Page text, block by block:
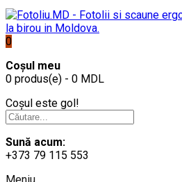
0
Coșul meu
0 produs(e) - 0 MDL
Coșul este gol!
Sună acum:
+373 79 115 553